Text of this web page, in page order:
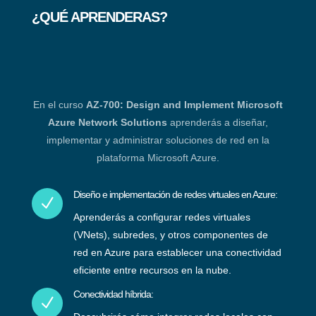
¿QUÉ APRENDERAS?
En el curso AZ-700: Design and Implement Microsoft
Azure Network Solutions aprenderás a diseñar,
implementar y administrar soluciones de red en la
plataforma Microsoft Azure.
N
Diseño e implementación de redes virtuales en Azure:
Aprenderás a configurar redes virtuales
(VNets), subredes, y otros componentes de
red en Azure para establecer una conectividad
eficiente entre recursos en la nube.
N
Conectividad híbrida: